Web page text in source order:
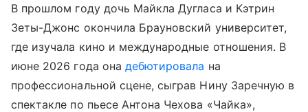
В прошлом году дочь Майкла Дугласа и Кэтрин
Зеты-Джонс окончила Брауновский университет,
где изучала кино и международные отношения. В
июне 2026 года она дебютировала на
профессиональной сцене, сыграв Нину Заречную в
спектакле по пьесе Антона Чехова «Чайка»,